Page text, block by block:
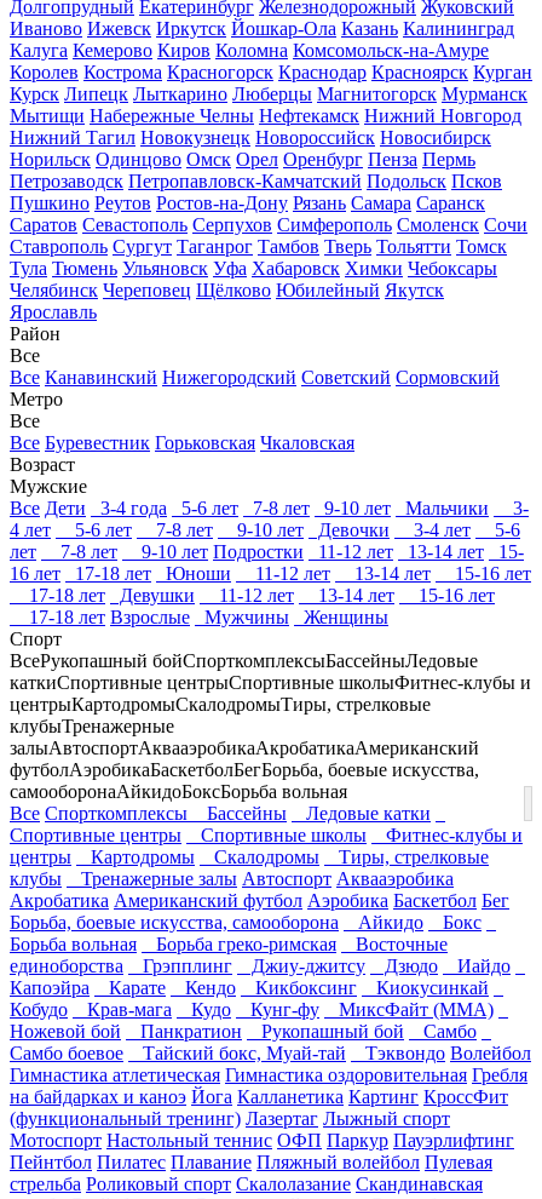
Долгопрудный Екатеринбург Железнодорожный Жуковский
Иваново Ижевск Иркутск Йошкар-Ола Казань Калининград
Калуга Кемерово Киров Коломна Комсомольск-на-Амуре
Королев Кострома Красногорск Краснодар Красноярск Курган
Курск Липецк Лыткарино Люберцы Магнитогорск Мурманск
Мытищи Набережные Челны Нефтекамск Нижний Новгород
Нижний Тагил Новокузнецк Новороссийск Новосибирск
Норильск Одинцово Омск Орел Оренбург Пенза Пермь
Петрозаводск Петропавловск-Камчатский Подольск Псков
Пушкино Реутов Ростов-на-Дону Рязань Самара Саранск
Саратов Севастополь Серпухов Симферополь Смоленск Сочи
Ставрополь Сургут Таганрог Тамбов Тверь Тольятти Томск
Тула Тюмень Ульяновск Уфа Хабаровск Химки Чебоксары
Челябинск Череповец Щёлково Юбилейный Якутск
Ярославль
Район
Все
Все Канавинский Нижегородский Советский Сормовский
Метро
Все
Все Буревестник Горьковская Чкаловская
Возраст
Мужские
Все Дети 3-4 года 5-6 лет 7-8 лет 9-10 лет Мальчики
3-
4 лет
5-6 лет 7-8 лет 9-10 лет Девочки 3-4 лет
5-6
лет
7-8 лет 9-10 лет Подростки 11-12 лет 13-14 лет
15-
16 лет
17-18 лет Юноши 11-12 лет 13-14 лет
15-16 лет
17-18 лет
Девушки 11-12 лет 13-14 лет
15-16 лет
17-18 лет Взрослые Мужчины
Женщины
Спорт
ВсеРукопашный бойСпорткомплексыБассейныЛедовые
каткиСпортивные центрыСпортивные школыФитнес-клубы и
центрыКартодромыСкалодромыТиры, стрелковые
клубыТренажерные
залыАвтоспортАквааэробикаАкробатикаАмериканский
футболАэробикаБаскетболБегБорьба, боевые искусства,
самооборонаАйкидоБоксБорьба вольная
Все Спорткомплексы Бассейны
Ледовые катки
Спортивные центры
Спортивные школы
Фитнес-клубы и
центры
Картодромы Скалодромы
Тиры, стрелковые
клубы
Тренажерные залы Автоспорт Аквааэробика
Акробатика Американский футбол Аэробика Баскетбол Бег
Борьба, боевые искусства, самооборона
Айкидо
Бокс
Борьба вольная
Борьба греко-римская
Восточные
единоборства
Грэпплинг Джиу-джитсу Дзюдо
Иайдо
Капоэйра
Карате Кендо Кикбоксинг
Киокусинкай
Кобудо
Крав-мага Кудо Кунг-фу
МиксФайт (ММА)
Ножевой бой
Панкратион Рукопашный бой
Самбо
Самбо боевое
Тайский бокс, Муай-тай Тэквондо Волейбол
Гимнастика атлетическая Гимнастика оздоровительная Гребля
на байдарках и каноэ Йога Калланетика Картинг КроссФит
(функциональный тренинг) Лазертаг Лыжный спорт
Мотоспорт Настольный теннис ОФП Паркур Пауэрлифтинг
Пейнтбол Пилатес Плавание Пляжный волейбол Пулевая
стрельба Роликовый спорт Скалолазание Скандинавская